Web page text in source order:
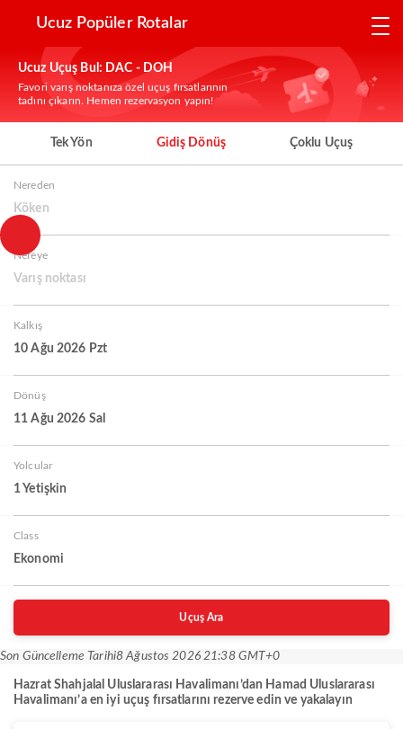
Ucuz Popüler Rotalar
Ucuz Uçuş Bul: DAC - DOH
Favori varış noktanıza özel uçuş fırsatlarının
tadını çıkarın. Hemen rezervasyon yapın!
Tek Yön Gidiş Dönüş Çoklu Uçuş
Nereden
Köken
Nereye
Varış noktası
Kalkış
10 Ağu 2026 Pzt
Dönüş
11 Ağu 2026 Sal
Yolcular
1 Yetişkin
Class
Ekonomi
Uçuş Ara
Son Güncelleme Tarihi8 Ağustos 2026 21:38 GMT+0
Hazrat Shahjalal Uluslararası Havalimanı’dan Hamad Uluslararası
Havalimanı’a en iyi uçuş fırsatlarını rezerve edin ve yakalayın